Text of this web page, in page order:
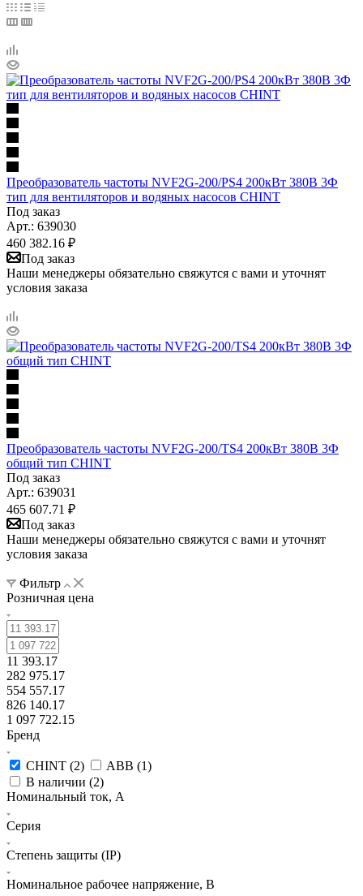
Преобразователь частоты NVF2G-200/PS4 200кВт 380В 3Ф
тип для вентиляторов и водяных насосов CHINT
Под заказ
Арт.: 639030
460 382.16 ₽
Под заказ
Наши менеджеры обязательно свяжутся с вами и уточнят
условия заказа
Преобразователь частоты NVF2G-200/TS4 200кВт 380В 3Ф
общий тип CHINT
Под заказ
Арт.: 639031
465 607.71 ₽
Под заказ
Наши менеджеры обязательно свяжутся с вами и уточнят
условия заказа
Фильтр
Розничная цена
11 393.17
282 975.17
554 557.17
826 140.17
1 097 722.15
Бренд
CHINT (2) ABB (1)
В наличии (2)
Номинальный ток, А
Серия
Степень защиты (IP)
Номинальное рабочее напряжение, В